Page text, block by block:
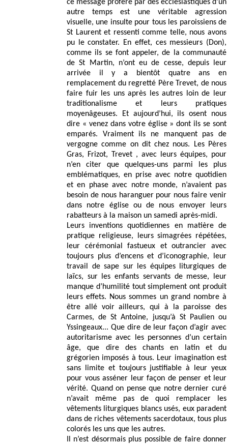
ce message proféré par des ecclésiastiques d’un
autre temps est une véritable agression
visuelle, une insulte pour tous les paroissiens de
St Laurent et ressenti comme telle, nous avons
pu le constater. En effet, ces messieurs (Don),
comme ils se font appeler, de la communauté
de St Martin, n’ont eu de cesse, depuis leur
arrivée il y a bientôt quatre ans en
remplacement du regretté Père Trevet, de nous
faire fuir les uns après les autres loin de leur
traditionalisme et leurs pratiques
moyenâgeuses. Et aujourd’hui, ils osent nous
dire « venez dans votre église » dont ils se sont
emparés. Vraiment ils ne manquent pas de
vergogne comme on dit chez nous. Les Pères
Gras, Frizot, Trevet , avec leurs équipes, pour
n’en citer que quelques-uns parmi les plus
emblématiques, en prise avec notre quotidien
et en phase avec notre monde, n’avaient pas
besoin de nous haranguer pour nous faire venir
dans notre église ou de nous envoyer leurs
rabatteurs à la maison un samedi après-midi.
Leurs inventions quotidiennes en matière de
pratique religieuse, leurs simagrées répétées,
leur cérémonial fastueux et outrancier avec
toujours plus d’encens et d’iconographie, leur
travail de sape sur les équipes liturgiques de
laïcs, sur les enfants servants de messe, leur
manque d’humilité tout simplement ont produit
leurs effets. Nous sommes un grand nombre à
être allé voir ailleurs, qui à la paroisse des
Carmes, de St Antoine, jusqu’à St Paulien ou
Yssingeaux... Que dire de leur façon d’agir avec
autoritarisme avec les personnes d’un certain
âge, que dire des chants en latin et du
grégorien imposés à tous. Leur imagination est
sans limite et toujours justifiable à leur yeux
pour vous asséner leur façon de penser et leur
vérité. Quand on pense que notre dernier curé
n’avait même pas de quoi remplacer les
vêtements liturgiques blancs usés, eux paradent
dans de riches vêtements sacerdotaux, tous plus
colorés les uns que les autres.
Il n’est désormais plus possible de faire donner